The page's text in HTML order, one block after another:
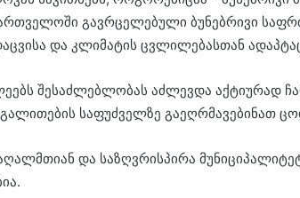
გავრცელებული ბუნებრივი
და კლიმატის ცვლილებასთან
შესაძლებლობას აძლევდა აქტიურად
საფუძველზე გაეღრმავებინათ
და საზღვრისპირა